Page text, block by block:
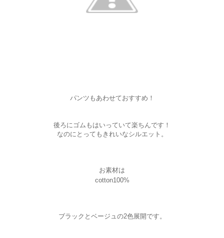
パンツもあわせておすすめ！
後ろにゴムもはいっていて楽ちんです！
なのにとってもきれいなシルエット。
お素材は
cotton100%
ブラックとベージュの2色展開です。